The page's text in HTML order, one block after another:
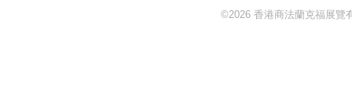
©2026 香港商法蘭克福展覽